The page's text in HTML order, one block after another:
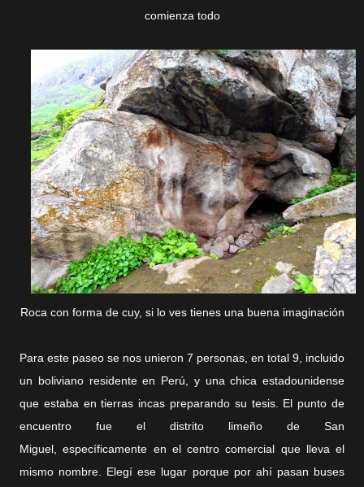
comienza todo
Roca con forma de cuy, si lo ves tienes una buena imaginación
Para este paseo se nos unieron 7 personas, en total 9, incluido
un boliviano residente en Perú, y una chica estadounidense
que estaba en tierras incas preparando su tesis. El punto de
encuentro fue el distrito limeño de San
Miguel, específicamente en el centro comercial que lleva el
mismo nombre. Elegí ese lugar porque por ahí pasan buses